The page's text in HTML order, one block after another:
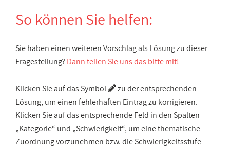
So können Sie helfen:
Sie haben einen weiteren Vorschlag als Lösung zu dieser
Fragestellung? Dann teilen Sie uns das bitte mit!
Klicken Sie auf das Symbol
zu der entsprechenden
Lösung, um einen fehlerhaften Eintrag zu korrigieren.
Klicken Sie auf das entsprechende Feld in den Spalten
„Kategorie“ und „Schwierigkeit“, um eine thematische
Zuordnung vorzunehmen bzw. die Schwierigkeitsstufe